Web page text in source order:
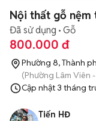
tương tự khác
Nội thất gỗ nệm
Đã sử dụng Gỗ
800.000 đ
Phường 8, Thành
(Phường Lâm Viên
Cập nhật3 tháng
Tiến HĐ